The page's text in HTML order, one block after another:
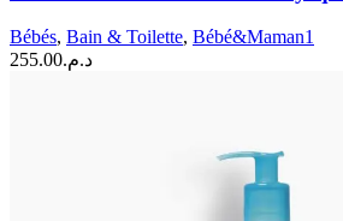
Bébés, Bain & Toilette, Bébé&Maman1
د.م.255.00